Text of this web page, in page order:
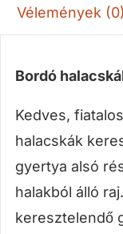
Vélemények (0)
Bordó
Kedves,
halacskák
gyertya alsó
halakból álló
keresztelendő